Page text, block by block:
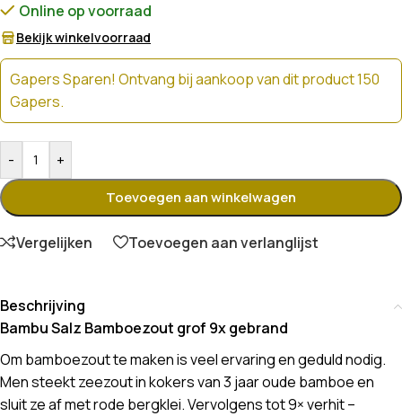
Online op voorraad
Bekijk winkelvoorraad
Gapers Sparen! Ontvang bij aankoop van dit product 150
Gapers.
- +
Toevoegen aan winkelwagen
Vergelijken Toevoegen aan verlanglijst
Beschrijving
Bambu Salz Bamboezout grof 9x gebrand
Om bamboezout te maken is veel ervaring en geduld nodig.
Men steekt zeezout in kokers van 3 jaar oude bamboe en
sluit ze af met rode bergklei. Vervolgens tot 9× verhit –